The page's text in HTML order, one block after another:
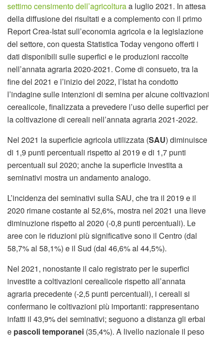
settimo censimento dell’agricolturaa luglio 2021. In attesa
della diffusione dei risultati e a complemento con il primo
Report Crea-Istat sull’economia agricola e la legislazione
del settore, con questa Statistica Today vengono offerti i
dati disponibili sulle superfici e le produzioni raccolte
nell’annata agraria 2020-2021. Come di consueto, tra la
fine del 2021 e l’inizio del 2022, l’Istat ha condotto
l’indagine sulle intenzioni di semina per alcune coltivazioni
cerealicole, finalizzata a prevedere l’uso delle superfici per
la coltivazione di cereali nell’annata agraria 2021-2022.
Nel 2021 la superficie agricola utilizzata (SAU) diminuisce
di 1,9 punti percentuali rispetto al 2019 e di 1,7 punti
percentuali sul 2020; anche la superficie investita a
seminativi mostra un andamento analogo.
L’incidenza dei seminativi sulla SAU, che tra il 2019 e il
2020 rimane costante al 52,6%, mostra nel 2021 una lieve
diminuzione rispetto al 2020 (-0,8 punti percentuali). Le
aree con le riduzioni più significative sono il Centro (dal
58,7% al 58,1%) e il Sud (dal 46,6% al 44,5%).
Nel 2021, nonostante il calo registrato per le superfici
investite a coltivazioni cerealicole rispetto all’annata
agraria precedente (-2,5 punti percentuali), i cereali si
confermano le coltivazioni più importanti: rappresentano
infatti il 43,9% dei seminativi; seguono a distanza gli erbai
e pascoli temporanei (35,4%). A livello nazionale il peso